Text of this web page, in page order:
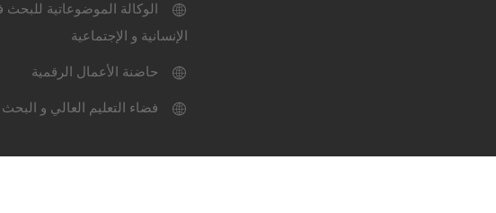
الوكالة الموضوعاتية للبحث
الإنسانية و الإجتماعية
حاضنة الأعمال الرقمية
فضاء التعليم العالي و